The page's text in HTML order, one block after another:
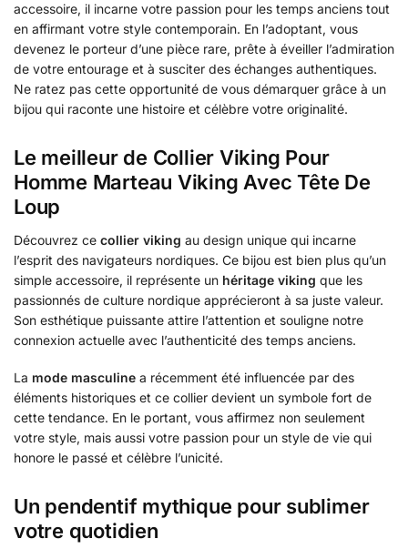
accessoire, il incarne votre passion pour les temps anciens tout
en affirmant votre style contemporain. En l’adoptant, vous
devenez le porteur d’une pièce rare, prête à éveiller l’admiration
de votre entourage et à susciter des échanges authentiques.
Ne ratez pas cette opportunité de vous démarquer grâce à un
bijou qui raconte une histoire et célèbre votre originalité.
Le meilleur de Collier Viking Pour
Homme Marteau Viking Avec Tête De
Loup
Découvrez ce collier viking au design unique qui incarne
l’esprit des navigateurs nordiques. Ce bijou est bien plus qu’un
simple accessoire, il représente un héritage viking que les
passionnés de culture nordique apprécieront à sa juste valeur.
Son esthétique puissante attire l’attention et souligne notre
connexion actuelle avec l’authenticité des temps anciens.
La mode masculine a récemment été influencée par des
éléments historiques et ce collier devient un symbole fort de
cette tendance. En le portant, vous affirmez non seulement
votre style, mais aussi votre passion pour un style de vie qui
honore le passé et célèbre l’unicité.
Un pendentif mythique pour sublimer
votre quotidien